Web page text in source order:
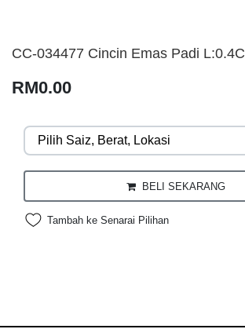
CC-034477 Cincin Emas Padi
RM0.00
BELI SEKARANG
Tambah ke Senarai Pilihan